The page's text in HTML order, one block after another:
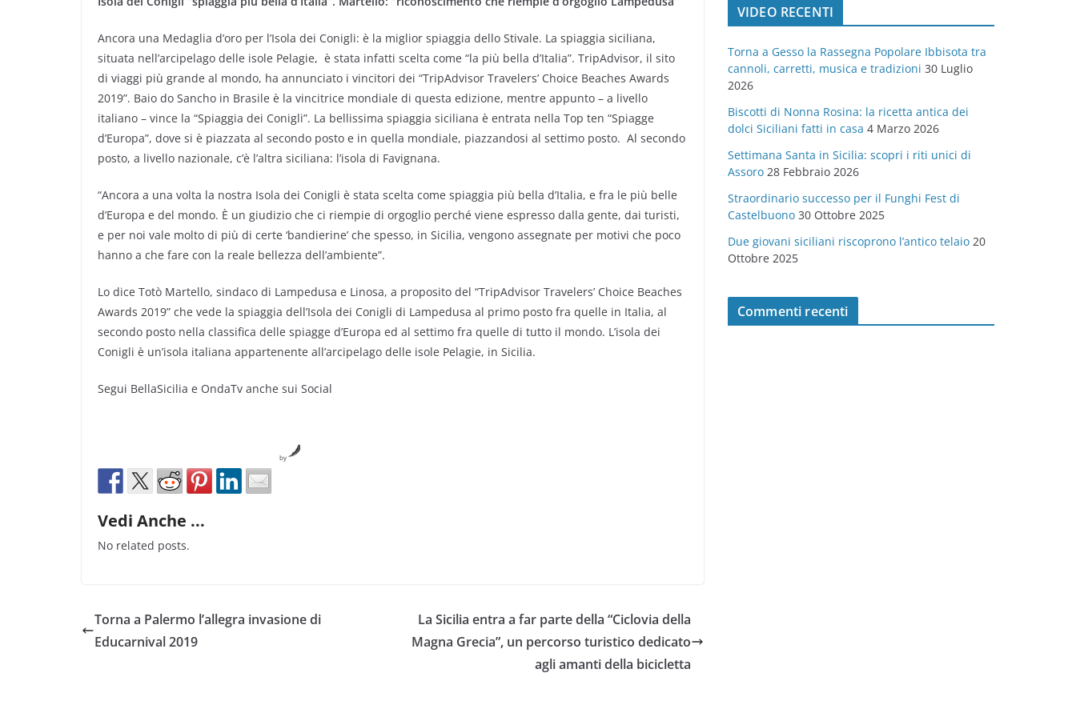
Ancora una Medaglia d’oro per l’Isola dei Conigli: è la miglior spiaggia dello Stivale. La spiaggia siciliana,
situata nell’arcipelago delle isole Pelagie, è stata infatti scelta come “la più bella d’Italia”. TripAdvisor, il sito
di viaggi più grande al mondo, ha annunciato i vincitori dei “TripAdvisor Travelers’ Choice Beaches Awards
2019”. Baio do Sancho in Brasile è la vincitrice mondiale di questa edizione, mentre appunto – a livello
italiano – vince la “Spiaggia dei Conigli”. La bellissima spiaggia siciliana è entrata nella Top ten “Spiagge
d’Europa”, dove si è piazzata al secondo posto e in quella mondiale, piazzandosi al settimo posto. Al secondo
posto, a livello nazionale, c’è l’altra siciliana: l’isola di Favignana.
“Ancora a una volta la nostra Isola dei Conigli è stata scelta come spiaggia più bella d’Italia, e fra le più belle
d’Europa e del mondo. È un giudizio che ci riempie di orgoglio perché viene espresso dalla gente, dai turisti,
e per noi vale molto di più di certe ‘bandierine’ che spesso, in Sicilia, vengono assegnate per motivi che poco
hanno a che fare con la reale bellezza dell’ambiente”.
Lo dice Totò Martello, sindaco di Lampedusa e Linosa, a proposito del “TripAdvisor Travelers’ Choice Beaches
Awards 2019” che vede la spiaggia dell’Isola dei Conigli di Lampedusa al primo posto fra quelle in Italia, al
secondo posto nella classifica delle spiagge d’Europa ed al settimo fra quelle di tutto il mondo. L’isola dei
Conigli è un’isola italiana appartenente all’arcipelago delle isole Pelagie, in Sicilia.
Segui BellaSicilia e OndaTv anche sui Social
by
Vedi Anche ...
No related posts.
Torna a Palermo l’allegra invasione di
Educarnival 2019
La Sicilia entra a far parte della “Ciclovia della
Magna Grecia”, un percorso turistico dedicato
agli amanti della bicicletta
o
r
e
VIDEO RECENTI
Torna a Gesso la Rassegna Popolare Ibbisota tra
cannoli, carretti, musica e tradizioni 30 Luglio
2026
Biscotti di Nonna Rosina: la ricetta antica dei
dolci Siciliani fatti in casa 4 Marzo 2026
Settimana Santa in Sicilia: scopri i riti unici di
Assoro 28 Febbraio 2026
Straordinario successo per il Funghi Fest di
Castelbuono 30 Ottobre 2025
Due giovani siciliani riscoprono l’antico telaio 20
Ottobre 2025
Commenti recenti